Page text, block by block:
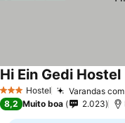
3 EstrelasHostel Varandas
Hi Ein Gedi Hostel
8,2 Muito boa 2.023